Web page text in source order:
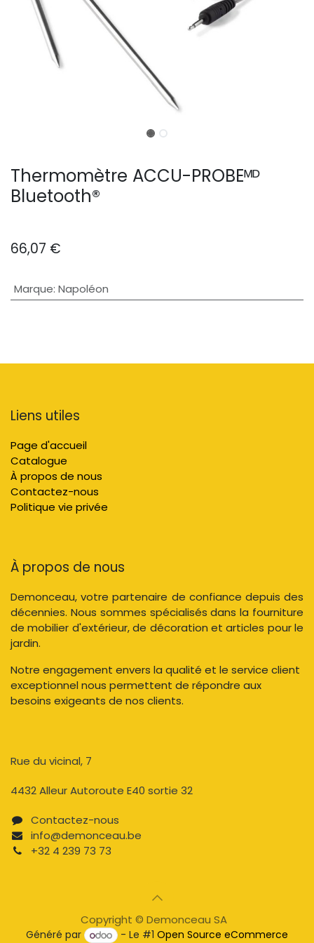
Thermomètre ACCU-PROBEᴹᴰ
Bluetooth®
66,07 €
Marque: Napoléon
Liens utiles
Page d'accueil
Catalogue
À propos de nous
Contactez-nous
Politique vie privée
À propos de nous
Demonceau, votre partenaire de confiance depuis des
décennies. Nous sommes spécialisés dans la fourniture
de mobilier d'extérieur, de décoration et articles pour le
jardin.
Notre engagement envers la qualité et le service client
exceptionnel nous permettent de répondre aux
besoins exigeants de nos clients.
Rue du vicinal, 7​
4432 Alleur Autoroute E40 sortie 32
Contactez-nous​
info@demonceau.be
+32 4 239 73 73​​
Copyright © Demonceau SA
Généré par - Le #1Open Source eCommerce